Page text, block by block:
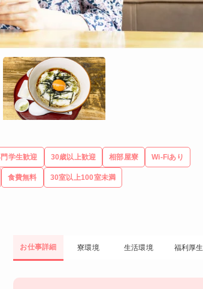
学生歓迎 30歳以上歓迎 相部屋寮 Wi-Fiあり
食費無料 30室以上100室未満
お仕事詳細 寮環境 生活環境 福利厚生